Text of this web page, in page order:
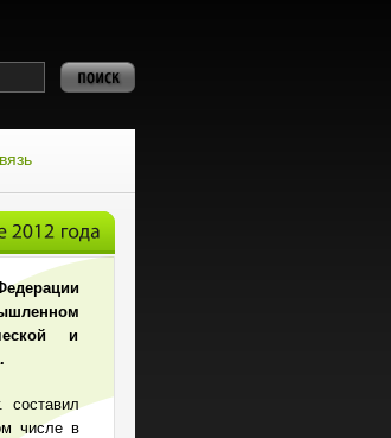
и
составил
числе в